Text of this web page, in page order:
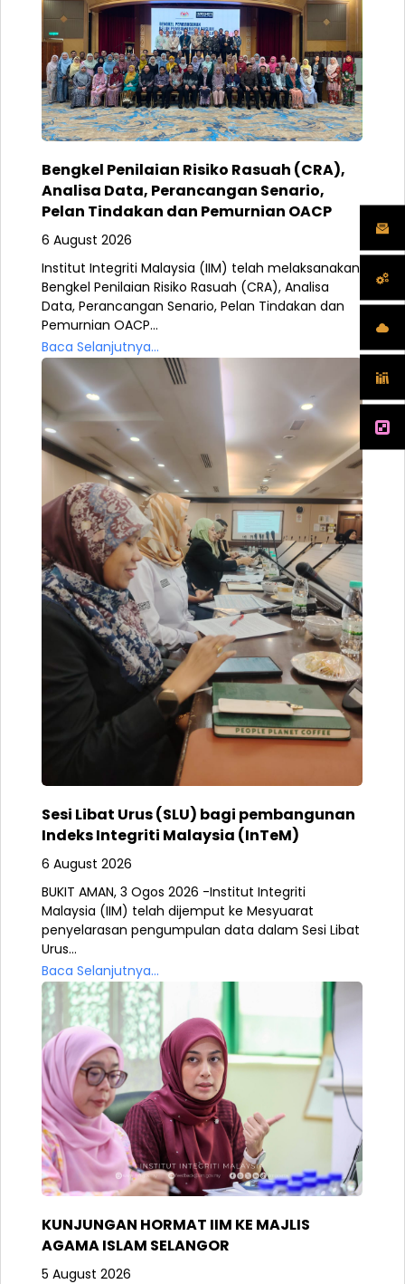
Bengkel Penilaian Risiko Rasuah (CRA),
Analisa Data, Perancangan Senario,
Pelan Tindakan dan Pemurnian OACP
6 August 2026
Institut Integriti Malaysia (IIM) telah melaksanakan
Bengkel Penilaian Risiko Rasuah (CRA), Analisa
Data, Perancangan Senario, Pelan Tindakan dan
Pemurnian OACP...
Baca Selanjutnya...
Sesi Libat Urus (SLU) bagi pembangunan
Indeks Integriti Malaysia (InTeM)
6 August 2026
BUKIT AMAN, 3 Ogos 2026 -Institut Integriti
Malaysia (IIM) telah dijemput ke Mesyuarat
penyelarasan pengumpulan data dalam Sesi Libat
Urus...
Baca Selanjutnya...
KUNJUNGAN HORMAT IIM KE MAJLIS
AGAMA ISLAM SELANGOR
5 August 2026